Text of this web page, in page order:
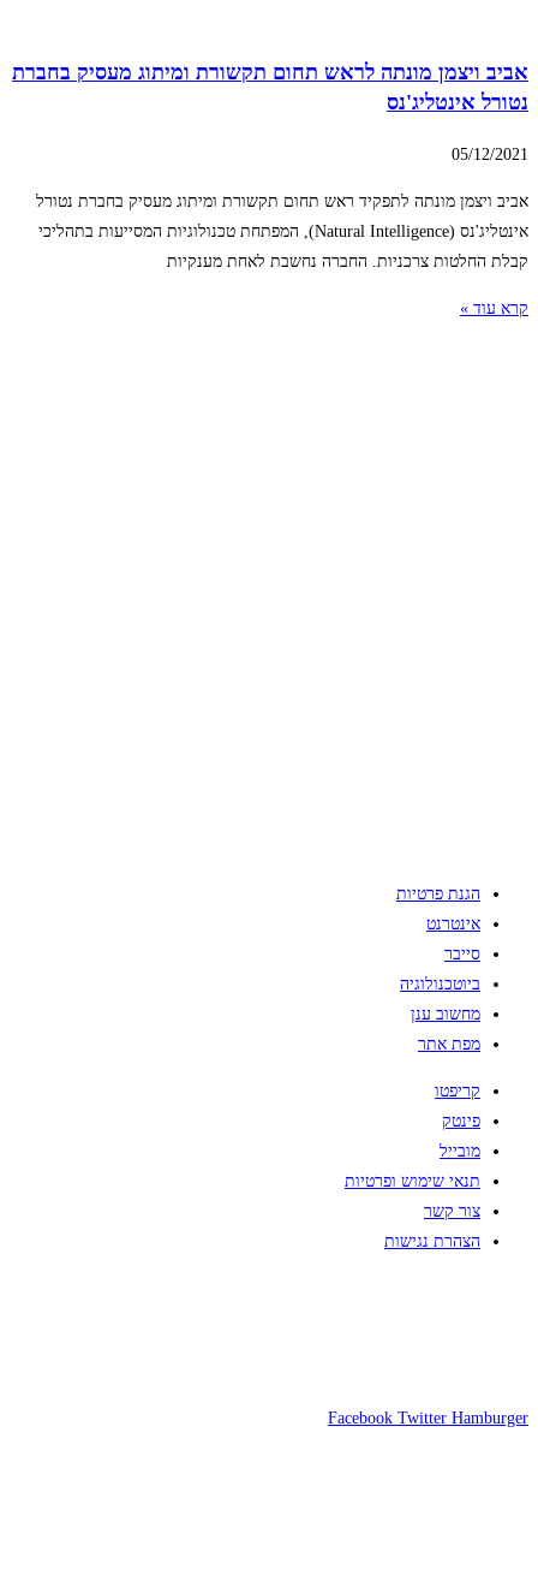
אביב ויצמן מונתה לראש תחום תקשורת ומיתוג מעסיק בחברת
נטורל אינטליג'נס
05/12/2021
אביב ויצמן מונתה לתפקיד ראש תחום תקשורת ומיתוג מעסיק בחברת נטורל
אינטליג'נס (Natural Intelligence), המפתחת טכנולוגיות המסייעות בתהליכי
קבלת החלטות צרכניות. החברה נחשבת לאחת מענקיות
קרא עוד »
הגנת פרטיות
אינטרנט
סייבר
ביוטכנולוגיה
מחשוב ענן
מפת אתר
קריפטו
פינטק
מובייל
תנאי שימוש ופרטיות
צור קשר
הצהרת נגישות
Facebook Twitter Hamburger